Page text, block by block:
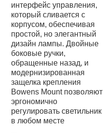
интерфейс управления,
который сливается с
корпусом, обеспечивая
простой, но элегантный
дизайн лампы. Двойные
боковые ручки,
обращенные назад, и
модернизированная
защелка крепления
Bowens Mount позволяют
эргономично
регулировать светильник
в любом месте